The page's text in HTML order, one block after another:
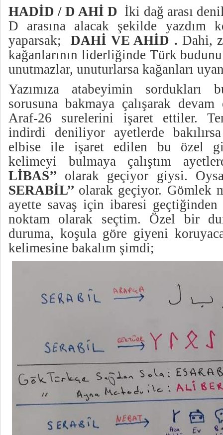
HADİD / D AHİ D İki dağ arası
D arasına alacak şekilde yazdım
yaparsak;
DAHİ VE AHİD . Dahi,
kağanlarının liderliğinde Türk
unutmazlar, unuturlarsa kağanları
Yazımıza atabeyimin sordukları
sorusuna bakmaya çalışarak
Araf-26 surelerini işaret ettiler.
indirdi deniliyor ayetlerde
elbise ile işaret edilen bu özel
kelimeyi bulmaya çalıştım
LİBAS’’ olarak geçiyor giysi.
SERABİL’’ olarak geçiyor. Gömlek
ayette savaş için ibaresi
noktam olarak seçtim. Özel bir
duruma, koşula göre giyeni
kelimesine bakalım şimdi;